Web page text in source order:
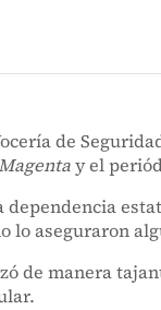
de
y el
lo aseguraron
de manera